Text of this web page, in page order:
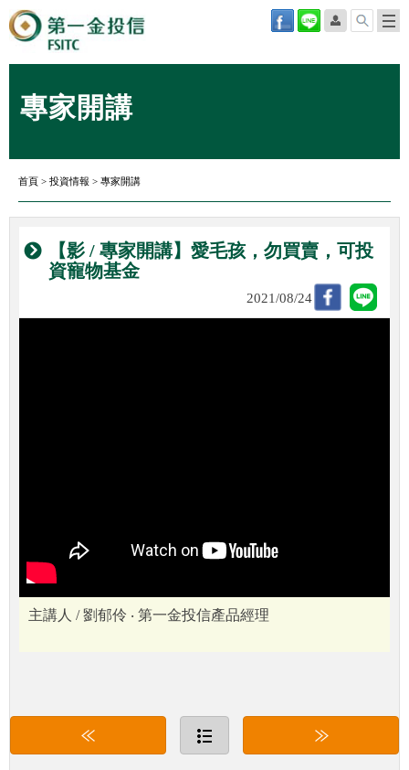
專家開講
首頁 > 投資情報 > 專家開講
【影 / 專家開講】愛毛孩，勿買賣，可投
資寵物基金
2021/08/24
主講人 / 劉郁伶 ‧ 第一金投信產品經理